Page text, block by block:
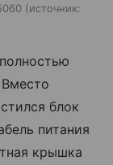
источник:
блок
питания
крышка